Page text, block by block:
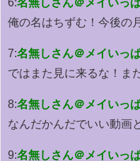
俺の名はちずむ！今後の
7:名無しさん＠メイいっ
ではまた見に来るな！ま
8:名無しさん＠メイいっ
なんだかんだでいい動画
9:名無しさん＠メイいっ